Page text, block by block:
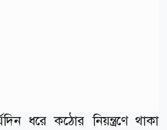
ধরে কঠোর নিয়ন্ত্রণে থাকা